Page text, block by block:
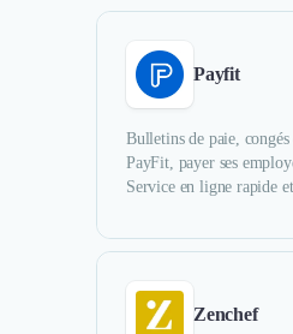
Payfit
Bulletins de paie,
PayFit, payer ses
Service en ligne rapide
Zenchef